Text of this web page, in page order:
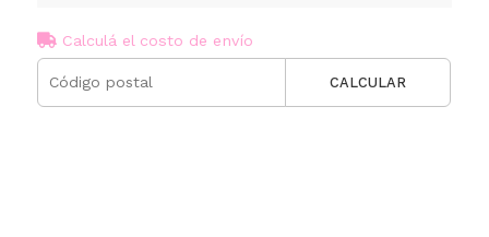
Calculá el costo de envío
CALCULAR